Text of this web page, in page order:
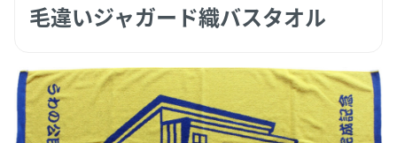
毛違いジャガード織バスタオル